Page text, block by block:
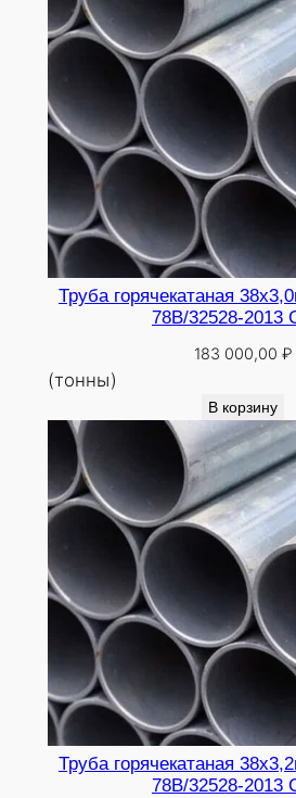
Труба горячекатаная
78В/32528-2013
183 000,00 ₽
(тонны)
В корзину
Труба горячекатаная
78В/32528-2013